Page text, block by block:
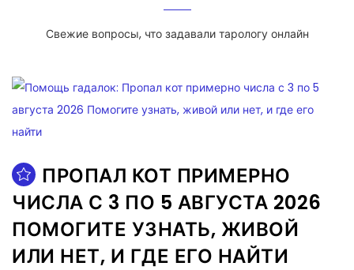
Свежие вопросы, что задавали тарологу онлайн
ПРОПАЛ КОТ ПРИМЕРНО
ЧИСЛА С 3 ПО 5 АВГУСТА 2026
ПОМОГИТЕ УЗНАТЬ, ЖИВОЙ
ИЛИ НЕТ, И ГДЕ ЕГО НАЙТИ